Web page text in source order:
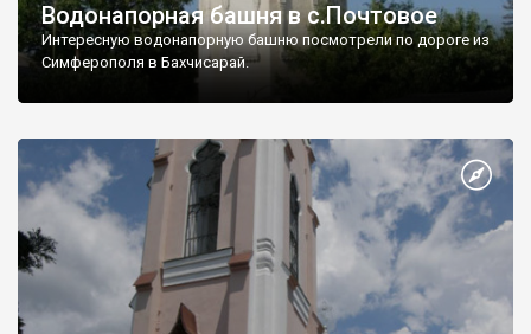
Водонапорная башня в с.Почтовое
Интересную водонапорную башню посмотрели по дороге из
Симферополя в Бахчисарай.